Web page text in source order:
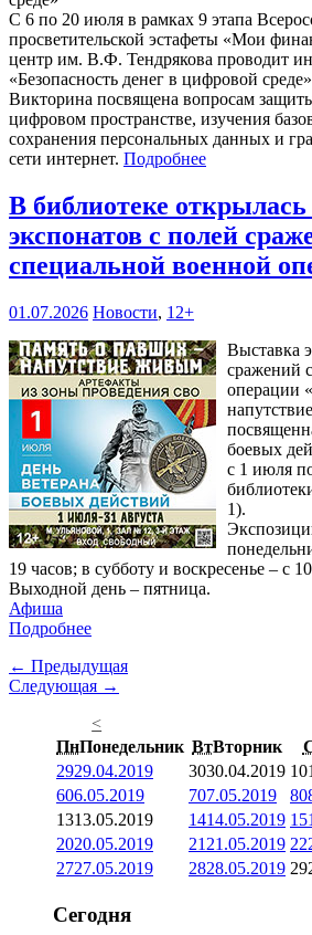
С 6 по 20 июля в рамках 9 этапа
просветительской эстафеты «Мои
центр им. В.Ф. Тендрякова проводит
«Безопасность денег в цифровой
Викторина посвящена вопросам
цифровом пространстве, изучения
сохранения персональных данных и
сети интернет. Подробнее
В библиотеке
экспонатов с полей
специальной военной
01.07.2026 Новости, 12+
Выставка
сражений
операции
боевых
с 1 июля
1).
19 часов; в субботу и воскресенье – с
Выходной день – пятница.
Афиша
Подробнее
← Предыдущая
Следующая →
<
ПнПонедельник ВтВторник
2929.04.2019 3030.04.2019 1
606.05.2019 707.05.2019 8
1313.05.2019 1414.05.2019 15
2020.05.2019 21 21.05.2019 22
2727.05.2019 2828.05.2019 29
Сегодня